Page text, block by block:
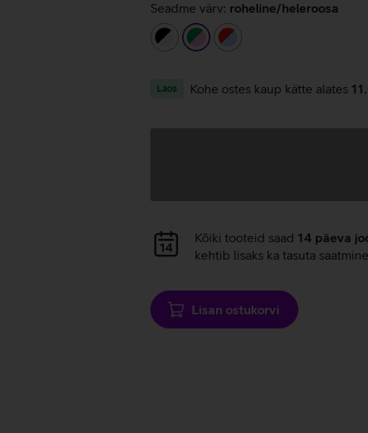
Seadme värv: roheline/heleroosa
must/beežroheline/heleroosa
punane/helesinine
Laos Kohe ostes kaup kätte alates
Andmete
laadimine
Kõiki tooteid saad 14 päeva
kehtib lisaks ka tasuta saatmine.
Lisan ostukorvi